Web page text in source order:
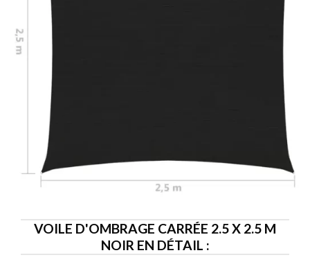
VOILE D'OMBRAGE CARRÉE 2.5 X 2.5 M
NOIR EN DÉTAIL :